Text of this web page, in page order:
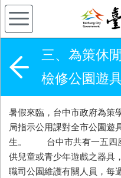
三、為策休
檢修公園遊
暑假來臨，台中市政府為策
局指示公用課對全市公園遊
生。 台中市共有一五四座
供兒童或青少年遊戲之器具
職司公園維護有關人員，每